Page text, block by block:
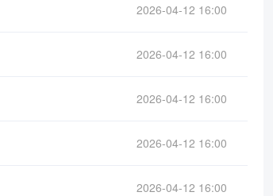
2026-04-12 16:00
2026-04-12 16:00
2026-04-12 16:00
2026-04-12 16:00
2026-04-12 16:00